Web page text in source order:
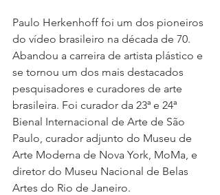
Paulo Herkenhoff foi um dos pioneiros
do vídeo brasileiro na década de 70.
Abandou a carreira de artista plástico e
se tornou um dos mais destacados
pesquisadores e curadores de arte
brasileira. Foi curador da 23ª e 24ª
Bienal Internacional de Arte de São
Paulo, curador adjunto do Museu de
Arte Moderna de Nova York, MoMa, e
diretor do Museu Nacional de Belas
Artes do Rio de Janeiro.